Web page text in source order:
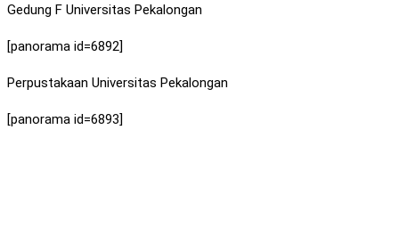
Gedung F Universitas Pekalongan
[panorama id=6892]
Perpustakaan Universitas Pekalongan
[panorama id=6893]